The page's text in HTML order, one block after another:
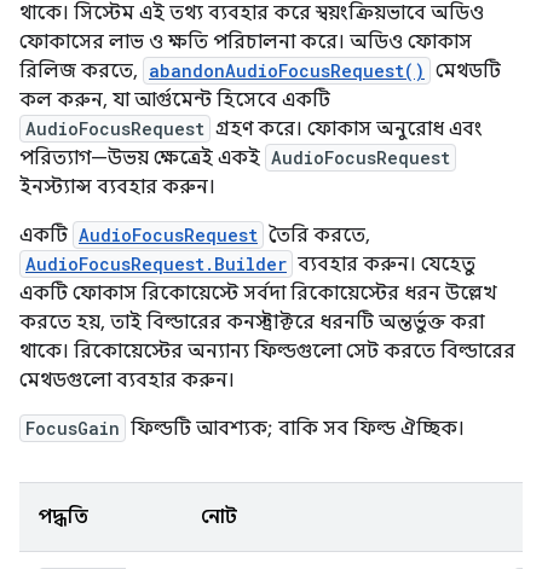
থাকে। সিস্টেম এই তথ্য ব্যবহার করে স্বয়ংক্রিয়ভাবে অডিও
ফোকাসের লাভ ও ক্ষতি পরিচালনা করে। অডিও ফোকাস
রিলিজ করতে, abandonAudioFocusRequest() মেথডটি
কল করুন, যা আর্গুমেন্ট হিসেবে একটি
AudioFocusRequest গ্রহণ করে। ফোকাস অনুরোধ এবং
পরিত্যাগ—উভয় ক্ষেত্রেই একই AudioFocusRequest
ইনস্ট্যান্স ব্যবহার করুন।
একটি AudioFocusRequest তৈরি করতে,
AudioFocusRequest.Builder ব্যবহার করুন। যেহেতু
একটি ফোকাস রিকোয়েস্টে সর্বদা রিকোয়েস্টের ধরন উল্লেখ
করতে হয়, তাই বিল্ডারের কনস্ট্রাক্টরে ধরনটি অন্তর্ভুক্ত করা
থাকে। রিকোয়েস্টের অন্যান্য ফিল্ডগুলো সেট করতে বিল্ডারের
মেথডগুলো ব্যবহার করুন।
FocusGain ফিল্ডটি আবশ্যক; বাকি সব ফিল্ড ঐচ্ছিক।
পদ্ধতি নোট